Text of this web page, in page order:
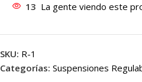
13 La gente viendo este
SKU: R-1
Categorías: Suspensiones